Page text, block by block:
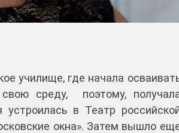
училище, где начала
свою среду, поэтому,
в Театр
окна». Затем вышло